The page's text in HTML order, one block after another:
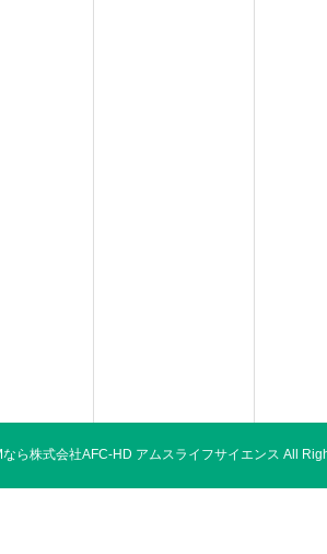
ら株式会社AFC-HD アムスライフサイエンス All